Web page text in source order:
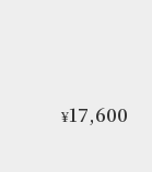
¥17,600